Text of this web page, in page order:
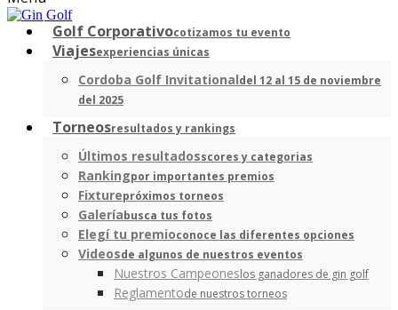
Golf Corporativocotizamos tu evento
Viajesexperiencias únicas
Cordoba Golf Invitationaldel 12 al 15 de noviembre
del 2025
Torneosresultados y rankings
Últimos resultadosscores y categorias
Rankingpor importantes premios
Fixturepróximos torneos
Galeríabusca tus fotos
Elegí tu premioconoce las diferentes opciones
Videosde algunos de nuestros eventos
Nuestros Campeoneslos ganadores de gin golf
Reglamentode nuestros torneos